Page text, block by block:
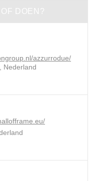
DOEN?
azzurrodue/
Nederland